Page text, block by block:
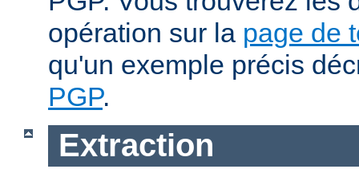
opération sur la page de
qu'un exemple précis
PGP.
Extraction